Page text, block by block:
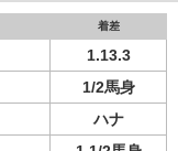
着差
1.13.3
1/2馬身
ハナ